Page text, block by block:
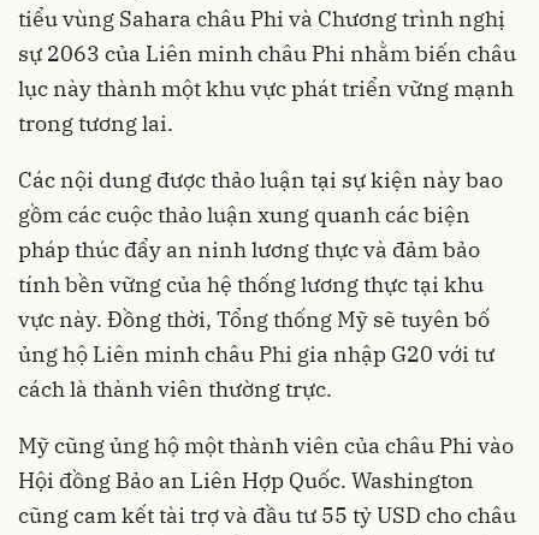
tiểu vùng Sahara châu Phi và Chương trình nghị
sự 2063 của Liên minh châu Phi nhằm biến châu
lục này thành một khu vực phát triển vững mạnh
trong tương lai.
Các nội dung được thảo luận tại sự kiện này bao
gồm các cuộc thảo luận xung quanh các biện
pháp thúc đẩy an ninh lương thực và đảm bảo
tính bền vững của hệ thống lương thực tại khu
vực này. Đồng thời, Tổng thống Mỹ sẽ tuyên bố
ủng hộ Liên minh châu Phi gia nhập G20 với tư
cách là thành viên thường trực.
Mỹ cũng ủng hộ một thành viên của châu Phi vào
Hội đồng Bảo an Liên Hợp Quốc. Washington
cũng cam kết tài trợ và đầu tư 55 tỷ USD cho châu